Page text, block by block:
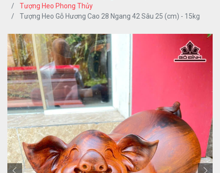
Tượng Heo Phong Thủy
Tượng Heo Gỗ Hương Cao 28 Ngang 42 Sâu 25 (cm) - 15kg